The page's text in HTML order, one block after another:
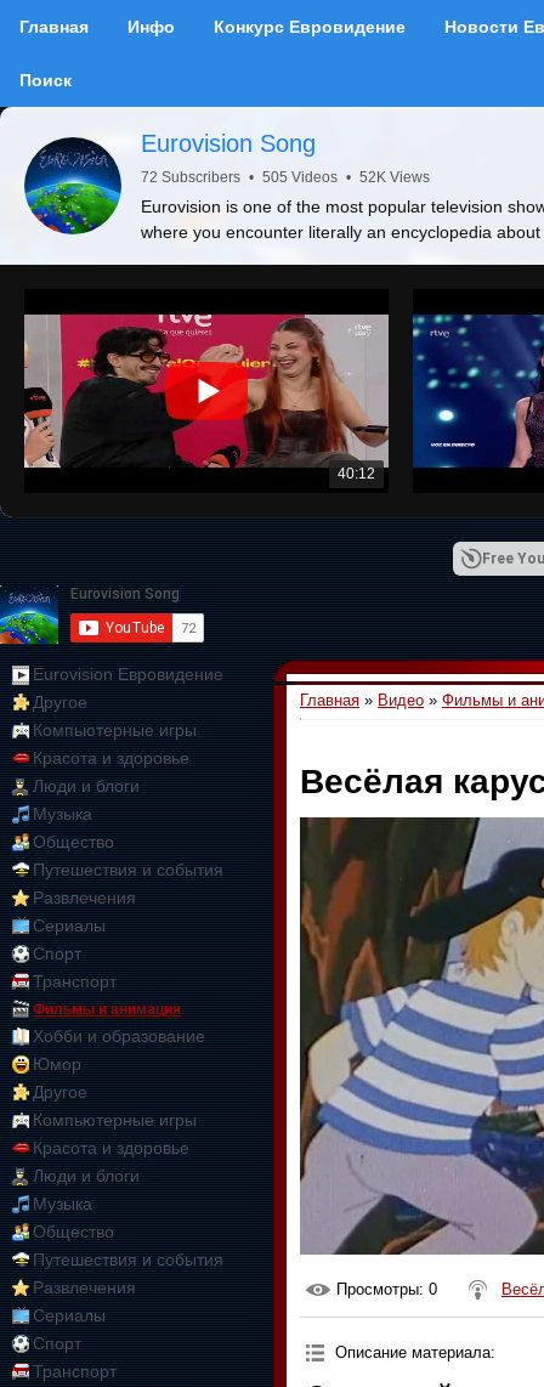
Главная Инфо Конкурс Евровидение Новости
Поиск
Eurovision Song
72 Subscribers • 505 Videos • 52K Views
Eurovision is one of the most popular television
where you encounter literally an encyclopedia
40:12
Free
Eurovision Евровидение
Другое
Компьютерные игры
Красота и здоровье
Люди и блоги
Музыка
Общество
Путешествия и события
Развлечения
Сериалы
Спорт
Транспорт
Фильмы и анимация
Хобби и образование
Юмор
Другое
Компьютерные игры
Красота и здоровье
Люди и блоги
Музыка
Общество
Путешествия и события
Развлечения
Сериалы
Спорт
Транспорт
Главная » Видео » Фильмы и
Весёлая
Просмотры: 0
Описание материала: